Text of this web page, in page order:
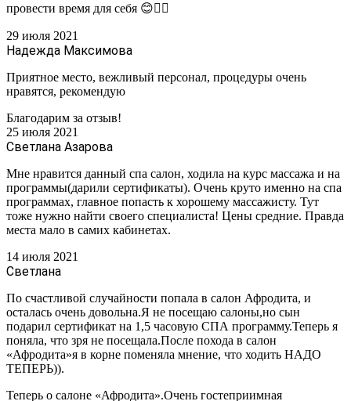
провести время для себя 😊❤️‍🔥
29 июля 2021
Надежда Максимова
Приятное место, вежливый персонал, процедуры очень
нравятся, рекомендую
Благодарим за отзыв!
25 июля 2021
Светлана Азарова
Мне нравится данный спа салон, ходила на курс массажа и на
программы(дарили сертификаты). Очень круто именно на спа
программах, главное попасть к хорошему массажисту. Тут
тоже нужно найти своего специалиста! Цены средние. Правда
места мало в самих кабинетах.
14 июля 2021
Светлана
По счастливой случайности попала в салон Афродита, и
осталась очень довольна.Я не посещаю салоны,но сын
подарил сертификат на 1,5 часовую СПА программу.Теперь я
поняла, что зря не посещала.После похода в салон
«Афродита»я в корне поменяла мнение, что ходить НАДО
ТЕПЕРЬ)).
Теперь о салоне «Афродита».Очень гостеприимная